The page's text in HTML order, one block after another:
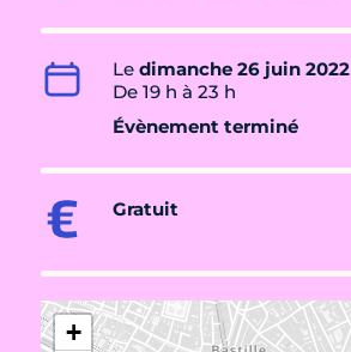
Le dimanche 26 juin 2022
De 19 h à 23 h
Évènement terminé
Gratuit
+